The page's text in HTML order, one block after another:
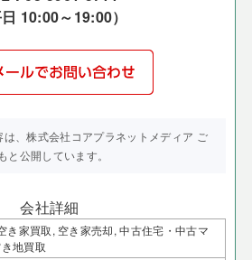
日 10:00～19:00）
、株式会社コアプラネットメディア ご
公開しています。
会社詳細
き家買取, 空き家売却, 中古住宅・中古マ
地買取